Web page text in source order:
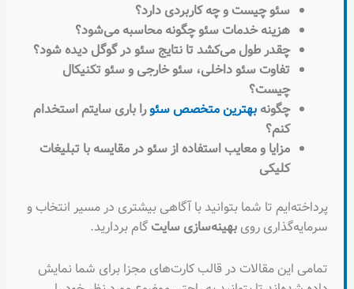
سئو چیست و چه کاربردی دارد؟
هزینه خدمات سئو چگونه محاسبه می‌شود؟
چقدر طول می‌کشد تا نتایج سئو در گوگل دیده شود؟
تفاوت سئو داخلی، سئو خارجی و سئو تکنیکال
چیست؟
چگونه بهترین متخصص سئورا باری سایتم استخدام
کنم؟
مزایا و معایب استفاده از سئو در مقایسه با تبلیغات
کلیکی
پرداخته‌ایم تا شما بتوانید با آگاهی بیشتری در مسیر انتخاب و
سرمایه‌گذاری روی بهینه‌سازی سایت گام بردارید.
تمامی این مقالات در قالب کارت‌های مجزا برای شما نمایش